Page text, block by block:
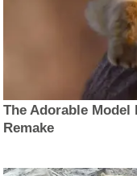
The Adorable
Remake